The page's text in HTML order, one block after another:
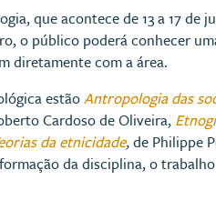
que acontece de 13 a 17 de
o público poderá conhecer
diretamente com a área.
estãoAntropologia das
Cardoso de Oliveira,
da etnicidade,de Philippe
da disciplina, o